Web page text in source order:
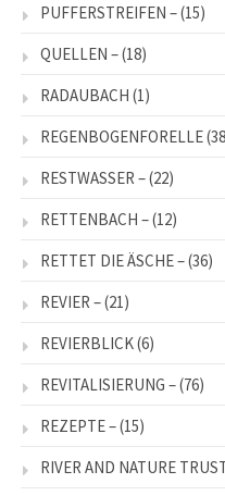
PUFFERSTREIFEN –(15)
QUELLEN –(18)
RADAUBACH (1)
REGENBOGENFORELLE
RESTWASSER –(22)
RETTENBACH –(12)
RETTET DIE ÄSCHE –(36)
REVIER –(21)
REVIERBLICK(6)
REVITALISIERUNG –(76)
REZEPTE –(15)
RIVER AND NATURE